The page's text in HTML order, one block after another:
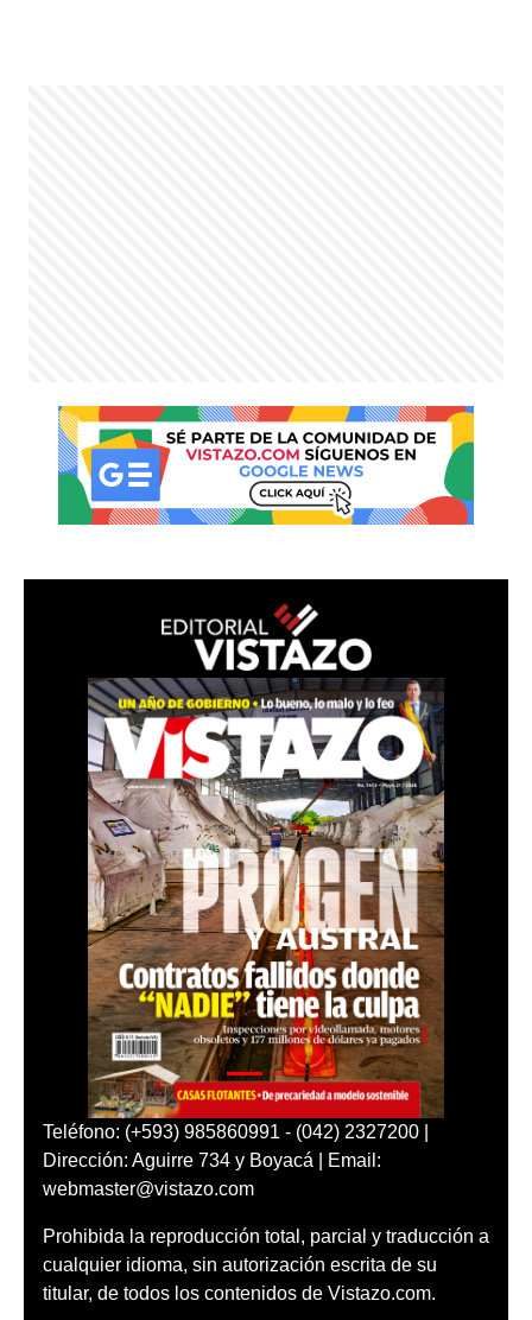
Teléfono: (+593) 985860991 - (042) 2327200 |
Dirección: Aguirre 734 y Boyacá | Email:
webmaster@vistazo.com
Prohibida la reproducción total, parcial y traducción a
cualquier idioma, sin autorización escrita de su
titular, de todos los contenidos de Vistazo.com.